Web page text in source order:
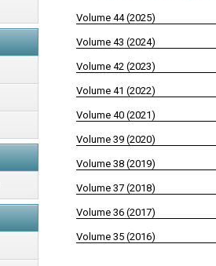
Volume 44 (2025)
Volume 43 (2024)
Volume 42 (2023)
Volume 41 (2022)
Volume 40 (2021)
Volume 39 (2020)
Volume 38 (2019)
Volume 37 (2018)
Volume 36 (2017)
Volume 35 (2016)